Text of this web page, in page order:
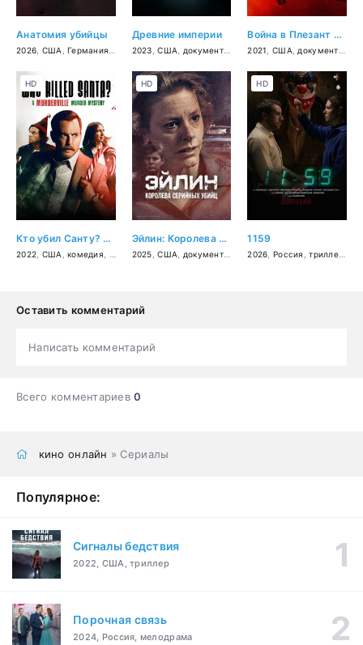
Анатомия убийцы
2026 США ,Германия документальный,криминал
Древние империи
2023 ,США документальный
Война в Плезант Вэлли
2021 США документальный
Кто убил Санту? Тайна убийства в Мердервилле
2022 США ,комедия криминал, детектив
HD
Эйлин: Королева серийных убийц
2025 ,США документальный ,криминал
HD
1159
2026 Россия ,триллер
HD
Оставить комментарий
Написать комментарий
Всего комментариев0
кино онлайн » Сериалы
Популярное:
Сигналы бедствия
2022, США, триллер
Порочная связь
2024, Россия, мелодрама